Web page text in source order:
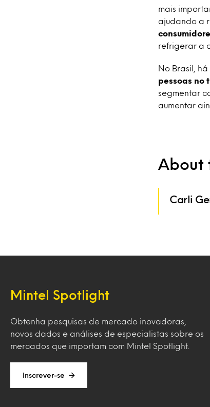
mais
ajudando a
refrigerar a
No Brasil,
pessoas no
segmentar
aumentar
About
Carli
Mintel Spotlight
Obtenha pesquisas de mercado inovadoras,
novos dados e análises de especialistas sobre os
mercados que importam com Mintel Spotlight.
Inscrever-se